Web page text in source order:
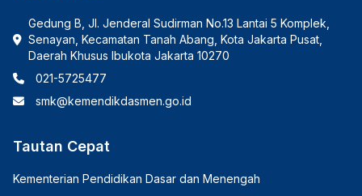
Gedung B, Jl. Jenderal Sudirman No.13 Lantai 5 Komplek,
Senayan, Kecamatan Tanah Abang, Kota Jakarta Pusat,
Daerah Khusus Ibukota Jakarta 10270
021-5725477
smk@kemendikdasmen.go.id
Tautan Cepat
Kementerian Pendidikan Dasar dan Menengah